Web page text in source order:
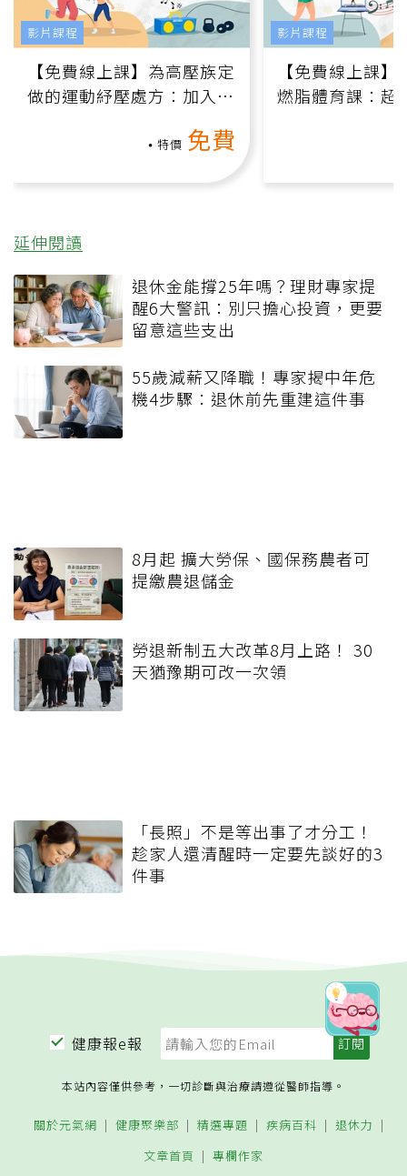
【免費線上課】為高壓族定
做的運動紓壓處方：加入行
特價 免費
影片課程
【免費線上課
燃脂體育課：超
影片課程
延伸閱讀
退休金能撐25年嗎？理財專家提
醒6大警訊：別只擔心投資，更要
留意這些支出
55歲減薪又降職！專家揭中年危
機4步驟：退休前先重建這件事
8月起 擴大勞保、國保務農者可
提繳農退儲金
勞退新制五大改革8月上路！ 30
天猶豫期可改一次領
「長照」不是等出事了才分工！
趁家人還清醒時一定要先談好的3
件事
健康報e報
本站內容僅供參考，一切診斷與治療請遵從醫師指導。
關於元氣網 健康聚樂部 精選專題 疾病百科
退休力
文章首頁
專欄作家